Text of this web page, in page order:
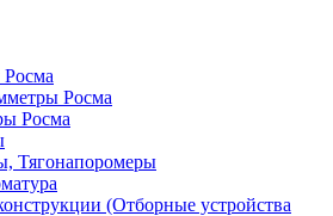
Росма
Росма
Тягонапоромеры
(Отборные устройства